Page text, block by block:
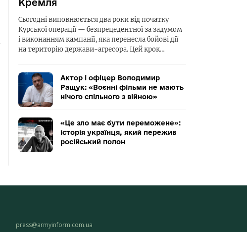
Кремля
Сьогодні виповнюється два роки від початку
Курської операції — безпрецедентної за задумом
і виконанням кампанії, яка перенесла бойові дії
на територію держави-агресора. Цей крок…
Актор і офіцер Володимир
Ращук: «Воєнні фільми не мають
нічого спільного з війною»
«Це зло має бути переможене»:
історія українця, який пережив
російський полон
press@armyinform.com.ua